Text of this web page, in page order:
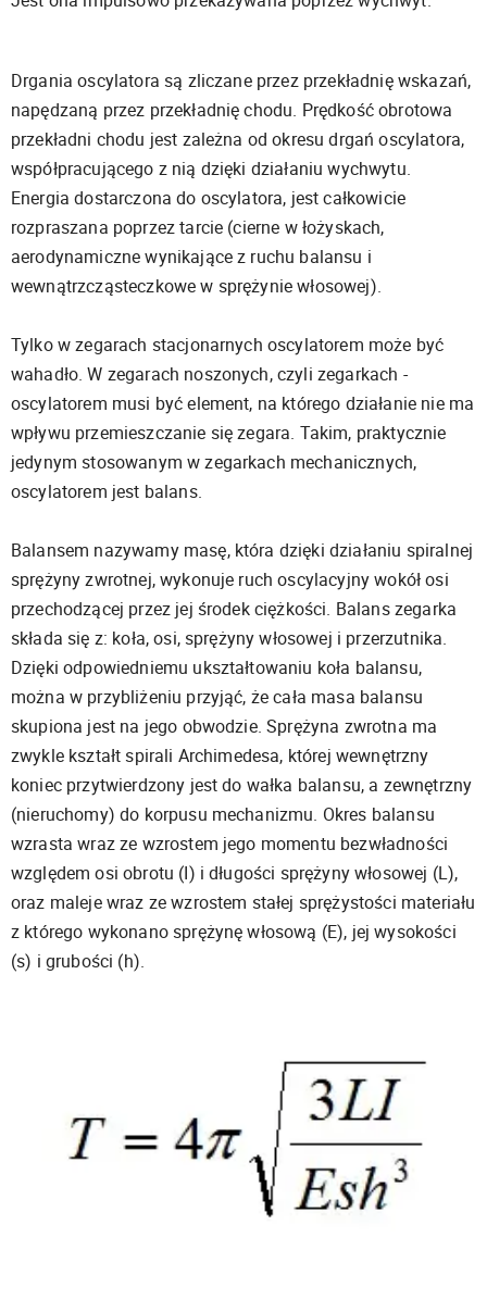
Drgania oscylatora są zliczane przez przekładnię wskazań,
napędzaną przez przekładnię chodu. Prędkość obrotowa
przekładni chodu jest zależna od okresu drgań oscylatora,
współpracującego z nią dzięki działaniu wychwytu.
Energia dostarczona do oscylatora, jest całkowicie
rozpraszana poprzez tarcie (cierne w łożyskach,
aerodynamiczne wynikające z ruchu balansu i
wewnątrzcząsteczkowe w sprężynie włosowej).
Tylko w zegarach stacjonarnych oscylatorem może być
wahadło. W zegarach noszonych, czyli zegarkach -
oscylatorem musi być element, na którego działanie nie ma
wpływu przemieszczanie się zegara. Takim, praktycznie
jedynym stosowanym w zegarkach mechanicznych,
oscylatorem jest balans.
Balansem nazywamy masę, która dzięki działaniu spiralnej
sprężyny zwrotnej, wykonuje ruch oscylacyjny wokół osi
przechodzącej przez jej środek ciężkości. Balans zegarka
składa się z: koła, osi, sprężyny włosowej i przerzutnika.
Dzięki odpowiedniemu ukształtowaniu koła balansu,
można w przybliżeniu przyjąć, że cała masa balansu
skupiona jest na jego obwodzie. Sprężyna zwrotna ma
zwykle kształt spirali Archimedesa, której wewnętrzny
koniec przytwierdzony jest do wałka balansu, a zewnętrzny
(nieruchomy) do korpusu mechanizmu. Okres balansu
wzrasta wraz ze wzrostem jego momentu bezwładności
względem osi obrotu (I) i długości sprężyny włosowej (L),
oraz maleje wraz ze wzrostem stałej sprężystości materiału
z którego wykonano sprężynę włosową (E), jej wysokości
(s) i grubości (h).